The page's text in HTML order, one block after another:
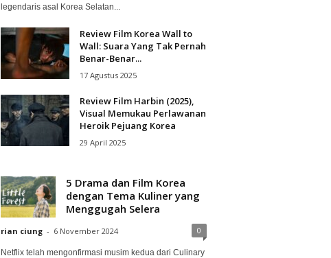
legendaris asal Korea Selatan...
Review Film Korea Wall to
Wall: Suara Yang Tak Pernah
Benar-Benar...
17 Agustus 2025
Review Film Harbin (2025),
Visual Memukau Perlawanan
Heroik Pejuang Korea
29 April 2025
5 Drama dan Film Korea
dengan Tema Kuliner yang
Menggugah Selera
rian ciung - 6 November 2024 0
Netflix telah mengonfirmasi musim kedua dari Culinary